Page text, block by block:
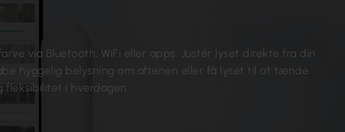
via Bluetooth, WiFi eller apps. Justér lyset direkte fra din
hyggelig belysning om aftenen eller få lyset til at tænde
i hverdagen.